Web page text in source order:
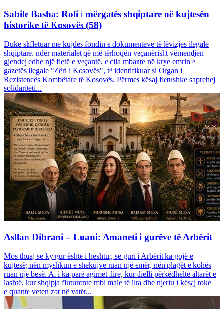
Sabile Basha: Roli i mërgatës shqiptare në kujtesën
historike të Kosovës (58)
Duke shfletuar me kujdes fondin e dokumenteve të lëvizjes ilegale
shqiptare, ndër materialet që më tërhoqën veçanërisht vëmendjen
gjendej edhe një fletë e veçantë, e cila mbante në krye emrin e
gazetës ilegale "Zëri i Kosovës", të identifikuar si Organ i
Rezistencës Kombëtare të Kosovës. Përmes kësaj fletushke shprehej
solidariteti...
Asllan Dibrani – Luani: Amaneti i gurëve të Arbërit
Mos thuaj se ky gur është i heshtur, se guri i Arbërit ka gojë e
kujtesë; nën myshkun e shekujve ruan një emër, nën plagët e kohës
ruan një besë. Ai i ka parë agimet ilire, kur dielli përkëdhelte altarët e
lashtë, kur shqipja fluturonte mbi male të lira dhe njeriu i kësaj toke
e quante veten zot në vatër...